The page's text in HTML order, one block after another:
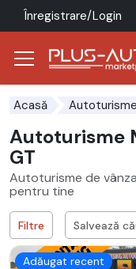
Înregistrare/Login
Acasă Autoturisme
Autoturisme
GT
Autoturisme de
pentru tine
Salvează
Filtre
Adăugat recent